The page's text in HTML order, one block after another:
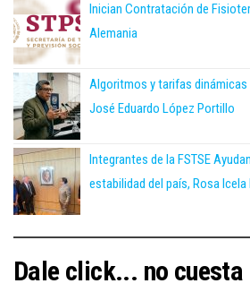
Inician Contratación de
Alemania
Algoritmos y tarifas
José Eduardo López Portillo
Integrantes de la FSTSE
estabilidad del país, Rosa Icela
Dale click... no cuesta